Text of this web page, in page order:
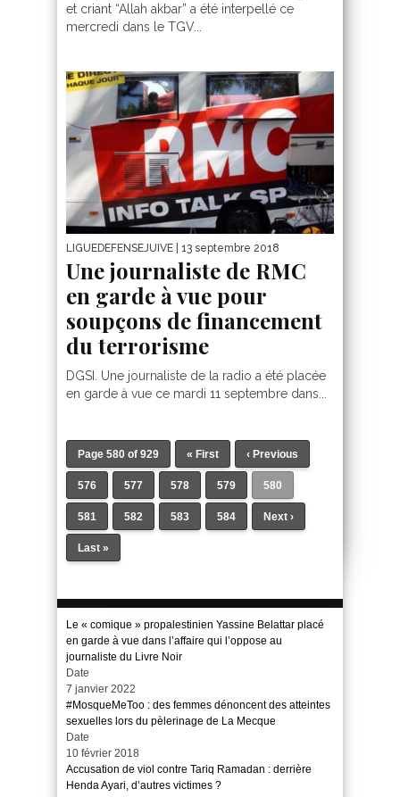
et criant “Allah akbar” a été interpellé ce
mercredi dans le TGV...
LIGUEDEFENSEJUIVE | 13 septembre 2018
Une journaliste de RMC
en garde à vue pour
soupçons de financement
du terrorisme
DGSI. Une journaliste de la radio a été placée
en garde à vue ce mardi 11 septembre dans...
Page 580 of 929 « First ‹ Previous
576 577 578 579 580
581 582 583 584 Next ›
Last »
Le « comique » propalestinien Yassine Belattar placé
en garde à vue dans l’affaire qui l’oppose au
journaliste du Livre Noir
Date
7 janvier 2022
#MosqueMeToo : des femmes dénoncent des atteintes
sexuelles lors du pèlerinage de La Mecque
Date
10 février 2018
Accusation de viol contre Tariq Ramadan : derrière
Henda Ayari, d’autres victimes ?